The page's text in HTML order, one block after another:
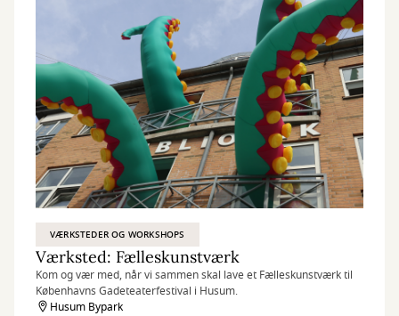
VÆRKSTEDER OG WORKSHOPS
Værksted: Fælleskunstværk
Kom og vær med, når vi sammen skal lave et Fælleskunstværk til
Københavns Gadeteaterfestival i Husum.
Husum Bypark